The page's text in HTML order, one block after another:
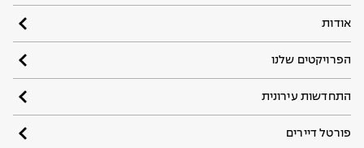
אודות
הפרויקטים שלנו
התחדשות עירונית
פורטל דיירים